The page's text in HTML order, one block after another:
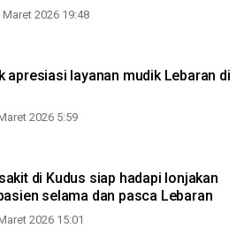
2026 19:48
apresiasi layanan mudik Lebaran di
2026 5:59
di Kudus siap hadapi lonjakan
selama dan pasca Lebaran
2026 15:01